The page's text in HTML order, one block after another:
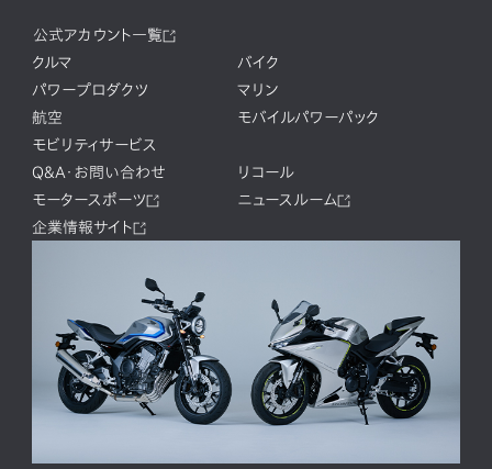
公式アカウント一覧
クルマ
バイク
パワープロダクツ
マリン
航空
モバイルパワーパック
モビリティサービス
Q&A・お問い合わせ
リコール
モータースポーツ
ニュースルーム
企業情報サイト